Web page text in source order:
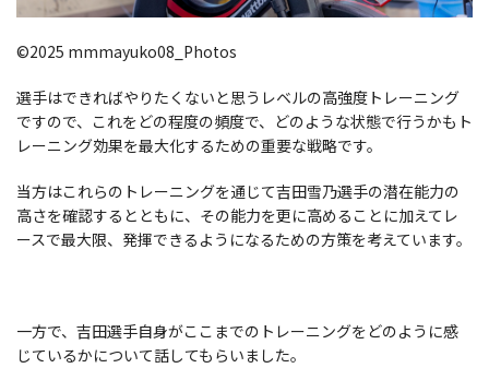
©2025 mmmayuko08_Photos
選手はできればやりたくないと思うレベルの高強度トレーニング
ですので、これをどの程度の頻度で、どのような状態で行うかもト
レーニング効果を最大化するための重要な戦略です。
当方はこれらのトレーニングを通じて吉田雪乃選手の潜在能力の
高さを確認するとともに、その能力を更に高めることに加えてレ
ースで最大限、発揮できるようになるための方策を考えています。
一方で、吉田選手自身がここまでのトレーニングをどのように感
じているかについて話してもらいました。